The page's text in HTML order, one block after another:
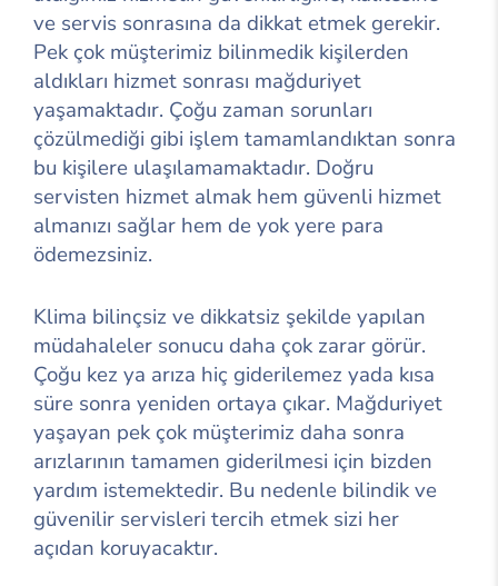
ve servis sonrasına da dikkat etmek gerekir.
Pek çok müşterimiz bilinmedik kişilerden
aldıkları hizmet sonrası mağduriyet
yaşamaktadır. Çoğu zaman sorunları
çözülmediği gibi işlem tamamlandıktan sonra
bu kişilere ulaşılamamaktadır. Doğru
servisten hizmet almak hem güvenli hizmet
almanızı sağlar hem de yok yere para
ödemezsiniz.
Klima bilinçsiz ve dikkatsiz şekilde yapılan
müdahaleler sonucu daha çok zarar görür.
Çoğu kez ya arıza hiç giderilemez yada kısa
süre sonra yeniden ortaya çıkar. Mağduriyet
yaşayan pek çok müşterimiz daha sonra
arızlarının tamamen giderilmesi için bizden
yardım istemektedir. Bu nedenle bilindik ve
güvenilir servisleri tercih etmek sizi her
açıdan koruyacaktır.